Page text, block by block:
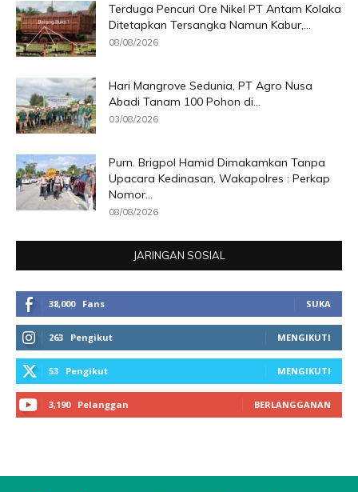
Terduga Pencuri Ore Nikel PT Antam Kolaka
Ditetapkan Tersangka Namun Kabur,...
08/08/2026
Hari Mangrove Sedunia, PT Agro Nusa
Abadi Tanam 100 Pohon di...
03/08/2026
Purn. Brigpol Hamid Dimakamkan Tanpa
Upacara Kedinasan, Wakapolres : Perkap
Nomor...
08/08/2026
JARINGAN SOSIAL
38,000 Fans SUKA
263 Pengikut MENGIKUTI
53 Pengikut MENGIKUTI
3,190 Pelanggan BERLANGGANAN